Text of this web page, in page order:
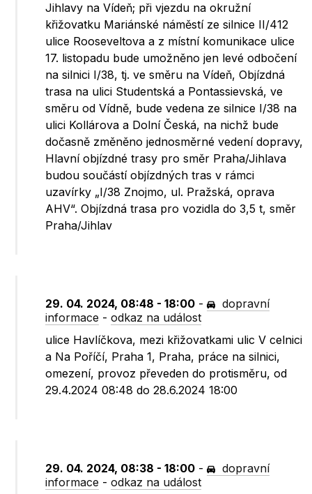
Jihlavy na Vídeň; při vjezdu na okružní
křižovatku Mariánské náměstí ze silnice II/412
ulice Rooseveltova a z místní komunikace ulice
17. listopadu bude umožněno jen levé odbočení
na silnici I/38, tj. ve směru na Vídeň, Objízdná
trasa na ulici Studentská a Pontassievská, ve
směru od Vídně, bude vedena ze silnice I/38 na
ulici Kollárova a Dolní Česká, na nichž bude
dočasně změněno jednosměrné vedení dopravy,
Hlavní objízdné trasy pro směr Praha/Jihlava
budou součástí objízdných tras v rámci
uzavírky „I/38 Znojmo, ul. Pražská, oprava
AHV“. Objízdná trasa pro vozidla do 3,5 t, směr
Praha/Jihlav
29. 04. 2024, 08:48 - 18:00 -
dopravní
informace -odkaz na událost
ulice Havlíčkova, mezi křižovatkami ulic V celnici
a Na Poříčí, Praha 1, Praha, práce na silnici,
omezení, provoz převeden do protisměru, od
29.4.2024 08:48 do 28.6.2024 18:00
29. 04. 2024, 08:38 - 18:00 -
dopravní
informace -odkaz na událost